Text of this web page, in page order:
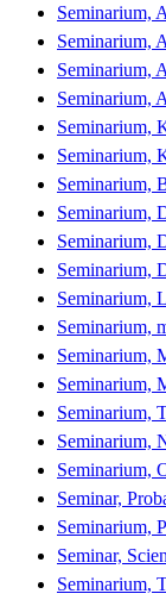
Seminarium,
Seminarium,
Seminarium,
Seminarium,
Seminarium,
Seminarium,
Seminarium,
Seminarium,
Seminarium,
Seminarium,
Seminarium,
Seminarium,
Seminarium,
Seminarium,
Seminarium,
Seminarium,
Seminarium,
Seminar,
Seminarium,
Seminar,
Seminarium,